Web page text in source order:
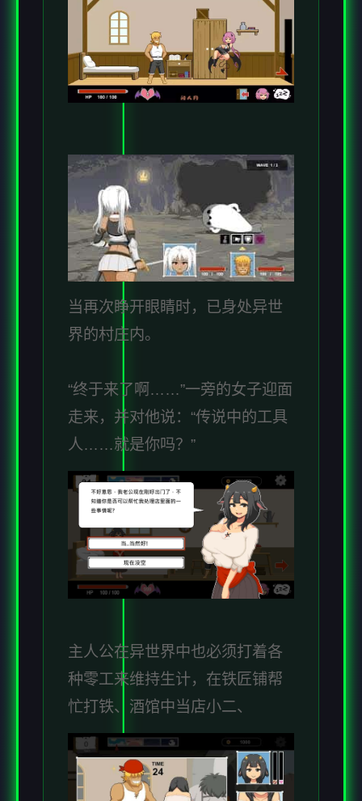
当再次睁开眼睛时，已身处异世
界的村庄内。
“终于来了啊……”一旁的女子迎面
走来，并对他说：“传说中的工具
人……就是你吗？”
主人公在异世界中也必须打着各
种零工来维持生计，在铁匠铺帮
忙打铁、酒馆中当店小二、